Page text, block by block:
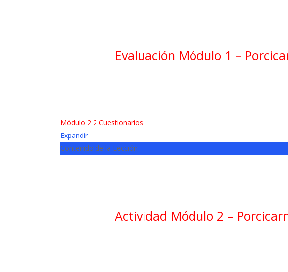
Evaluación Módulo 1 –
Módulo 2 2 Cuestionarios
Expandir
Contenido de la Lección
Actividad Módulo 2 –